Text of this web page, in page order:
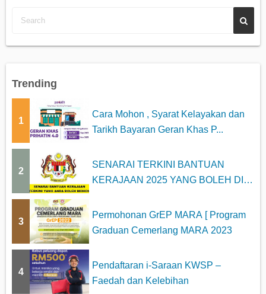
Trending
1
Cara Mohon , Syarat Kelayakan dan
Tarikh Bayaran Geran Khas P...
2
SENARAI TERKINI BANTUAN
KERAJAAN 2025 YANG BOLEH DI
3
Permohonan GrEP MARA [ Program
Graduan Cemerlang MARA 2023
4
Pendaftaran i-Saraan KWSP –
Faedah dan Kelebihan